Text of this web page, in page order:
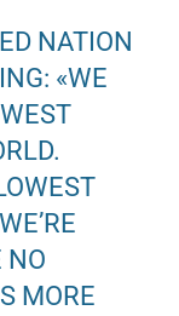
NATION
«WE
NO
MORE